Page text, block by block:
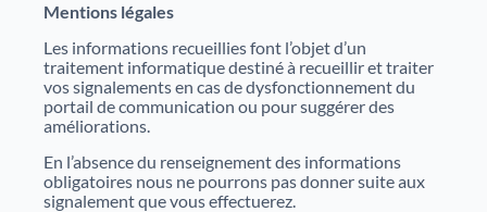
Mentions légales
Les informations recueillies font l’objet d’un
traitement informatique destiné à recueillir et traiter
vos signalements en cas de dysfonctionnement du
portail de communication ou pour suggérer des
améliorations.
En l’absence du renseignement des informations
obligatoires nous ne pourrons pas donner suite aux
signalement que vous effectuerez.